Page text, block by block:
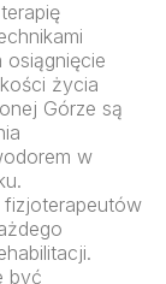
osiągnięcie
życia
Górze są
w
fizjoterapeutów
być